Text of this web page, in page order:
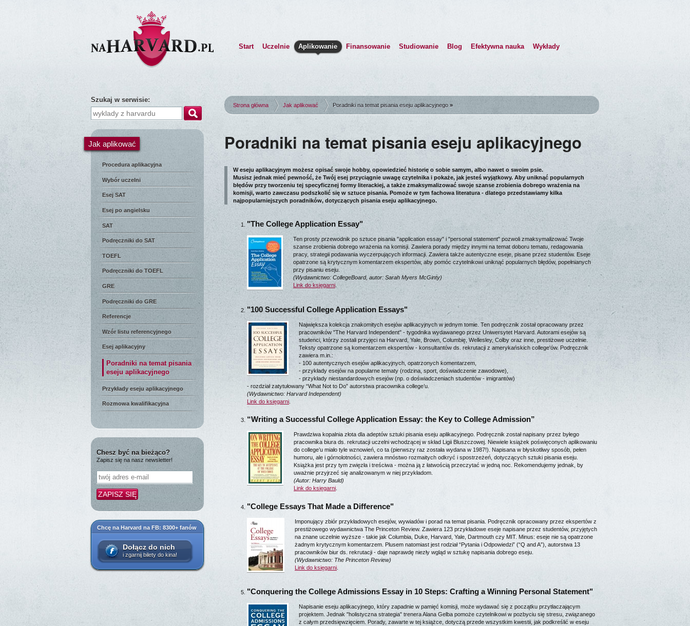
Start Uczelnie Aplikowanie Finansowanie Studiowanie Blog Efektywna nauka Wykłady
Szukaj w serwisie:
Jak aplikować
Procedura aplikacyjna
Wybór uczelni
Esej SAT
Esej po angielsku
SAT
Podręczniki do SAT
TOEFL
Podręczniki do TOEFL
GRE
Podręczniki do GRE
Referencje
Wzór listu referencyjnego
Esej aplikacyjny
Poradniki na temat pisania
eseju aplikacyjnego
Przykłady eseju aplikacyjnego
Rozmowa kwalifikacyjna
Chesz być na bieżąco?
Zapisz się na nasz newsletter!
Chcę na Harvard na FB: 8300+ fanów
Dołącz do nich
i zgarnij bilety do kina!
Strona główna Jak aplikować Poradniki na temat pisania eseju aplikacyjnego
Poradniki na temat pisania eseju aplikacyjnego
W eseju aplikacyjnym możesz opisać swoje hobby, opowiedzieć historię o sobie samym, albo nawet o swoim psie.
Musisz jednak mieć pewność, że Twój esej przyciągnie uwagę czytelnika i pokaże, jak jesteś wyjątkowy. Aby uniknąć popularnych
błędów przy tworzeniu tej specyficznej formy literackiej, a także zmaksymalizować swoje szanse zrobienia dobrego wrażenia na
komisji, warto zawczasu podszkolić się w sztuce pisania. Pomoże w tym fachowa literatura - dlatego przedstawiamy kilka
najpopularniejszych poradników, dotyczących pisania eseju aplikacyjnego.
"The College Application Essay"
Ten prosty przewodnik po sztuce pisania "application essay" i "personal statement" pozwoli zmaksymalizować Twoje
szanse zrobienia dobrego wrażenia na komisji. Zawiera porady między innymi na temat doboru tematu, redagowania
pracy, strategii podawania wyczerpujących informacji. Zawiera także autentyczne eseje, pisane przez studentów. Eseje
opatrzone są krytycznym komentarzem ekspertów, aby pomóc czytelnikowi uniknąć popularnych błędów, popełnianych
przy pisaniu eseju.
(Wydawnictwo: CollegeBoard, autor: Sarah Myers McGinty)
Link do księgarni
"100 Successful College Application Essays"
Największa kolekcja znakomitych esejów aplikacyjnych w jednym tomie. Ten podręcznik został opracowany przez
pracowników "The Harvard Independent" - tygodnika wydawanego przez Uniwersytet Harvard. Autorami esejów są
studenci, którzy zostali przyjęci na Harvard, Yale, Brown, Columbię, Wellesley, Colby oraz inne, prestiżowe uczelnie.
Teksty opatrzone są komentarzem ekspertów - konsultantów ds. rekrutacji z amerykańskich college'ów. Podręcznik
zawiera m.in.:
- 100 autentycznych esejów aplikacyjnych, opatrzonych komentarzem,
- przykłady esejów na popularne tematy (rodzina, sport, doświadczenie zawodowe),
- przykłady niestandardowych esejów (np. o doświadczeniach studentów - imigrantów)
- rozdział zatytułowany “What Not to Do” autorstwa pracownika college’u.
(Wydawnictwo: Harvard Independent)
Link do księgarni
“Writing a Successful College Application Essay: the Key to College Admission”
Prawdziwa kopalnia złota dla adeptów sztuki pisania eseju aplikacyjnego. Podręcznik został napisany przez byłego
pracownika biura ds. rekrutacji uczelni wchodzącej w skład Ligii Bluszczowej. Niewiele książek poświęconych aplikowaniu
do college’u miało tyle wznowień, co ta (pierwszy raz została wydana w 1987!). Napisana w błyskotliwy sposób, pełen
humoru, ale i górnolotności, zawiera mnóstwo rozmaitych odkryć i spostrzeżeń, dotyczących sztuki pisania eseju.
Książka jest przy tym zwięzła i treściwa - można ją z łatwością przeczytać w jedną noc. Rekomendujemy jednak, by
uważnie przyjrzeć się analizowanym w niej przykładom.
(Autor: Harry Bauld)
Link do księgarni
"College Essays That Made a Difference"
Imponujący zbiór przykładowych esejów, wywiadów i porad na temat pisania. Podręcznik opracowany przez ekspertów z
prestiżowego wydawnictwa The Princeton Review. Zawiera 123 przykładowe eseje napisane przez studentów, przyjętych
na znane uczelnie wyższe - takie jak Columbia, Duke, Harvard, Yale, Dartmouth czy MIT. Minus: eseje nie są opatrzone
żadnym krytycznym komentarzem. Plusem natomiast jest rodział “Pytania i Odpowiedzi” (“Q and A”), autorstwa 13
pracowników biur ds. rekrutacji - daje naprawdę niezły wgląd w sztukę napisania dobrego eseju.
(Wydawnictwo: The Princeton Review)
Link do księgarni
"Conquering the College Admissions Essay in 10 Steps: Crafting a Winning Personal Statement"
Napisanie eseju aplikacyjnego, który zapadnie w pamięć komisji, może wydawać się z początku przytłaczającym
projektem. Jednak "holistyczna strategia" trenera Alana Gelba pomoże czytelnikowi w pozbyciu się stresu, związanego
z całym przedsięwzięciem. Porady, zawarte w tej książce, dotyczą przede wszystkim kwestii, jak podkreślić w eseju